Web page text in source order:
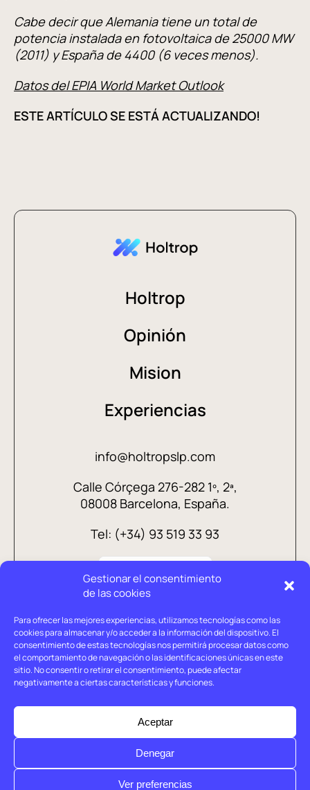
Gestionar el consentimiento
de las cookies
Para ofrecer las mejores experiencias, utilizamos tecnologías como las
cookies para almacenar y/o acceder a la información del dispositivo. El
consentimiento de estas tecnologías nos permitirá procesar datos como
el comportamiento de navegación o las identificaciones únicas en este
sitio. No consentir o retirar el consentimiento, puede afectar
negativamente a ciertas características y funciones.
Aceptar
Denegar
Ver preferencias
Cabe decir que Alemania tiene un total de
potencia instalada en fotovoltaica de 25000 MW
(2011) y España de 4400 (6 veces menos).
Datos del EPIA World Market Outlook
ESTE ARTÍCULO SE ESTÁ ACTUALIZANDO!
Holtrop
Opinión
Mision
Experiencias
info@holtropslp.com
Calle Córçega 276-282 1º, 2ª,
08008 Barcelona, España.
Tel: (+34) 93 519 33 93
© Holtrop 2026
Aviso legal
Política de privacidad
Política de cookies